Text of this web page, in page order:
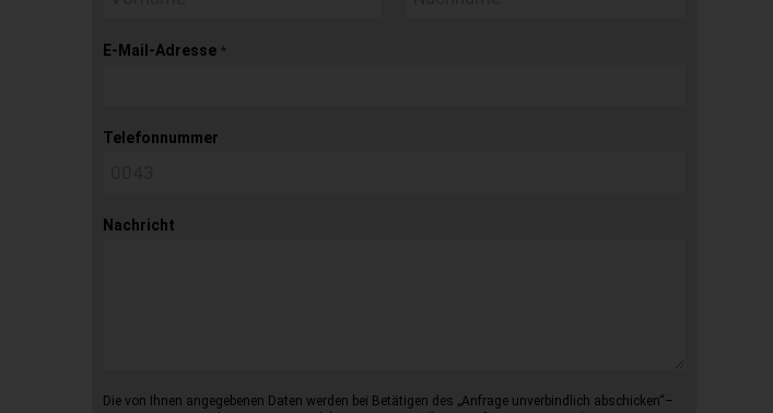
E-Mail-Adresse *
Telefonnummer
Nachricht
Die von Ihnen angegebenen Daten werden bei Betätigen des „Anfrage unverbindlich abschicken“–